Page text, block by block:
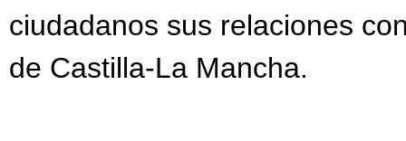
ciudadanos sus relaciones
de Castilla-La Mancha.